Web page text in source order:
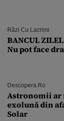
Râzi Cu Lacrimi
BANCUL
Nu pot face
Descopera.ro
Astronomii ar
exolună din
Solar